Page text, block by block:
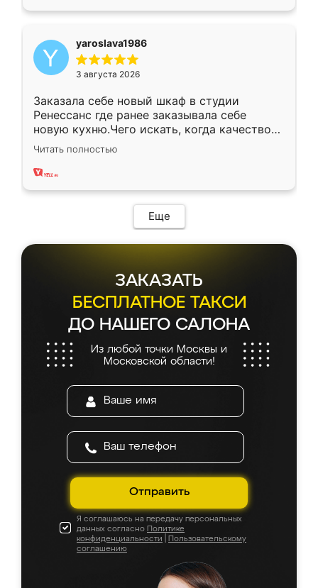
yaroslava1986
3 августа 2026
Заказала себе новый шкаф в студии
Ренессанс где ранее заказывала себе
новую кухню.Чего искать, когда качеством
вполне довольна. Служит кухня уже почти
два года, нареканий нет.
Читать полностью
Еще
ЗАКАЗАТЬ
БЕСПЛАТНОЕ ТАКСИ
ДО НАШЕГО САЛОНА
Из любой точки Москвы и
Московской области!
Отправить
Я соглашаюсь на передачу персональных
данных согласно Политике
конфиденциальности
Пользовательскому
соглашению